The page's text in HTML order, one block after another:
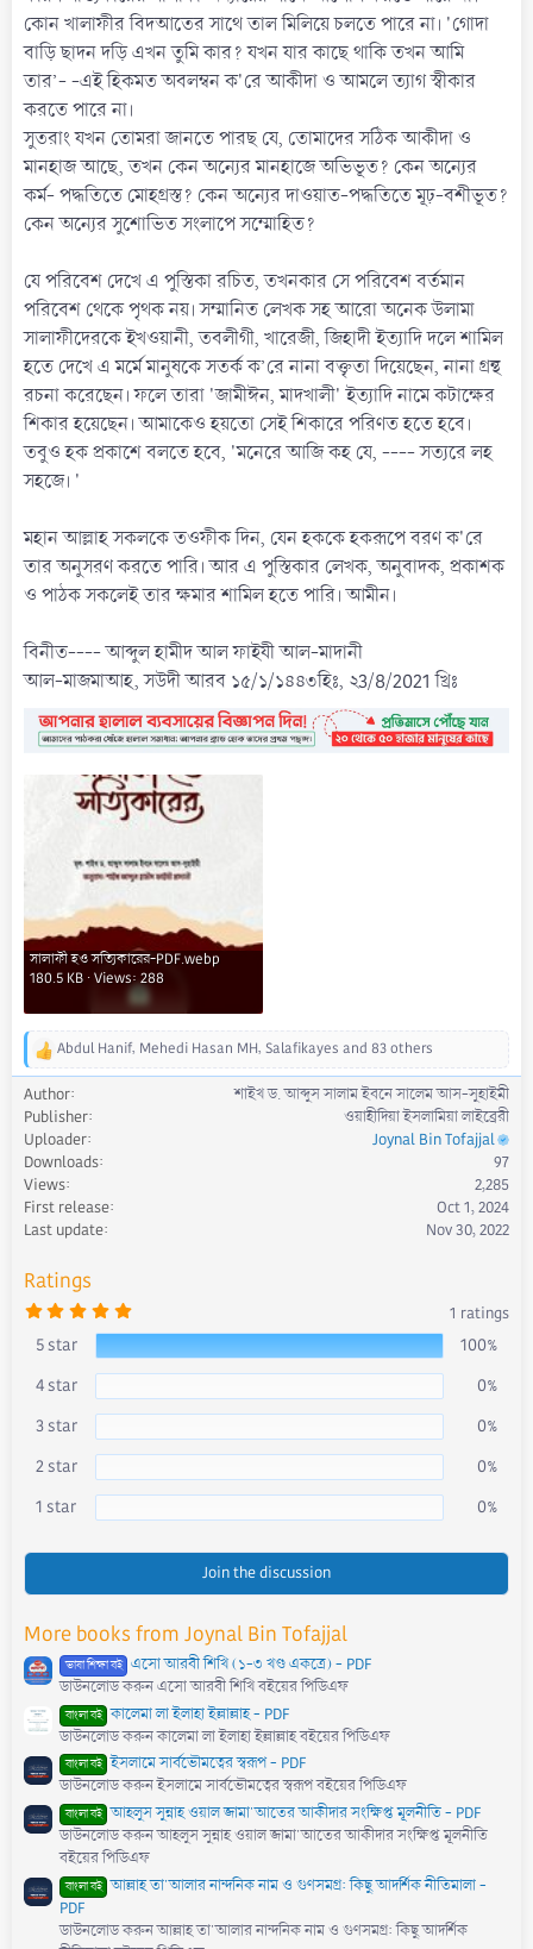
কোন খালাফীর বিদআতের সাথে তাল মিলিয়ে চলতে পারে না। 'গোদা
বাড়ি ছাদন দড়ি এখন তুমি কার? যখন যার কাছে থাকি তখন আমি
তার’- -এই হিকমত অবলম্বন ক'রে আকীদা ও আমলে ত্যাগ স্বীকার
করতে পারে না।
সুতরাং যখন তোমরা জানতে পারছ যে, তোমাদের সঠিক আকীদা ও
মানহাজ আছে, তখন কেন অন্যের মানহাজে অভিভূত? কেন অন্যের
কর্ম- পদ্ধতিতে মোহগ্রস্ত? কেন অন্যের দাওয়াত-পদ্ধতিতে মূঢ়-বশীভূত?
কেন অন্যের সুশোভিত সংলাপে সম্মোহিত?
যে পরিবেশ দেখে এ পুস্তিকা রচিত, তখনকার সে পরিবেশ বর্তমান
পরিবেশ থেকে পৃথক নয়। সম্মানিত লেখক সহ আরো অনেক উলামা
সালাফীদেরকে ইখওয়ানী, তবলীগী, খারেজী, জিহাদী ইত্যাদি দলে শামিল
হতে দেখে এ মর্মে মানুষকে সতর্ক ক’রে নানা বক্তৃতা দিয়েছেন, নানা গ্রন্থ
রচনা করেছেন। ফলে তারা 'জামীঈন, মাদখালী' ইত্যাদি নামে কটাক্ষের
শিকার হয়েছেন। আমাকেও হয়তো সেই শিকারে পরিণত হতে হবে।
তবুও হক প্রকাশে বলতে হবে, 'মনেরে আজি কহ যে, ---- সত্যরে লহ
সহজে। '
মহান আল্লাহ সকলকে তওফীক দিন, যেন হককে হকরূপে বরণ ক'রে
তার অনুসরণ করতে পারি। আর এ পুস্তিকার লেখক, অনুবাদক, প্রকাশক
ও পাঠক সকলেই তার ক্ষমার শামিল হতে পারি। আমীন।
বিনীত---- আব্দুল হামীদ আল ফাইযী আল-মাদানী
আল-মাজমাআহ, সউদী আরব ১৫/১/১৪৪৩হিঃ, ২3/8/2021 খ্রিঃ
সালাফী হও সত্যিকারের-PDF.webp
180.5 KB · Views: 288
R
e
a
c
t
i
o
n
s
Abdul Hanif, Mehedi Hasan MH, Salafikayes and 83 others
Author
শাইখ ড. আব্দুস সালাম ইবনে সালেম আস-সুহাইমী
Publisher
ওয়াহীদিয়া ইসলামিয়া লাইব্রেরী
Uploader
Joynal Bin Tofajjal
Downloads
97
Views
2,285
First release
Oct 1, 2024
Last update
Nov 30, 2022
Ratings
5
0
0
s
a
r
1 ratings
5 star
100%
4 star
0%
3 star
0%
2 star
0%
1 star
0%
Join the discussion
More books from Joynal Bin Tofajjal
ভাষা শিক্ষা বই এসো আরবী শিখি (১-৩ খণ্ড একত্রে) - PDF
ডাউনলোড করুন এসো আরবী শিখি বইয়ের পিডিএফ
বাংলা বই কালেমা লা ইলাহা ইল্লাল্লাহ - PDF
ডাউনলোড করুন কালেমা লা ইলাহা ইল্লাল্লাহ বইয়ের পিডিএফ
বাংলা বই ইসলামে সার্বভৌমত্বের স্বরূপ - PDF
ডাউনলোড করুন ইসলামে সার্বভৌমত্বের স্বরূপ বইয়ের পিডিএফ
বাংলা বই আহলুস সুন্নাহ ওয়াল জামা'আতের আকীদার সংক্ষিপ্ত মূলনীতি - PDF
ডাউনলোড করুন আহলুস সুন্নাহ ওয়াল জামা'আতের আকীদার সংক্ষিপ্ত মূলনীতি
বইয়ের পিডিএফ
বাংলা বই আল্লাহ তা'আলার নান্দনিক নাম ও গুণসমগ্র: কিছু আদর্শিক নীতিমালা -
PDF
ডাউনলোড করুন আল্লাহ তা'আলার নান্দনিক নাম ও গুণসমগ্র: কিছু আদর্শিক